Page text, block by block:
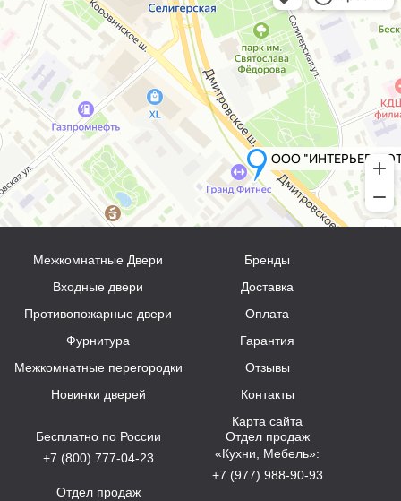
Межкомнатные Двери
Входные двери
Противопожарные двери
Фурнитура
Межкомнатные перегородки
Новинки дверей
Бренды
Доставка
Оплата
Гарантия
Отзывы
Контакты
Карта сайта
Бесплатно по России
+7 (800) 777-04-23
Отдел продаж
Отдел продаж
«Кухни, Мебель»:
+7 (977) 988-90-93